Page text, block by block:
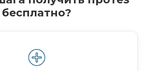
бесплатно?